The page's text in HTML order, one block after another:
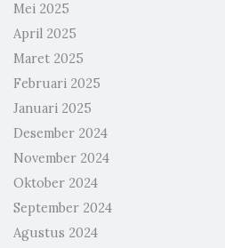
Mei 2025
April 2025
Maret 2025
Februari 2025
Januari 2025
Desember 2024
November 2024
Oktober 2024
September 2024
Agustus 2024